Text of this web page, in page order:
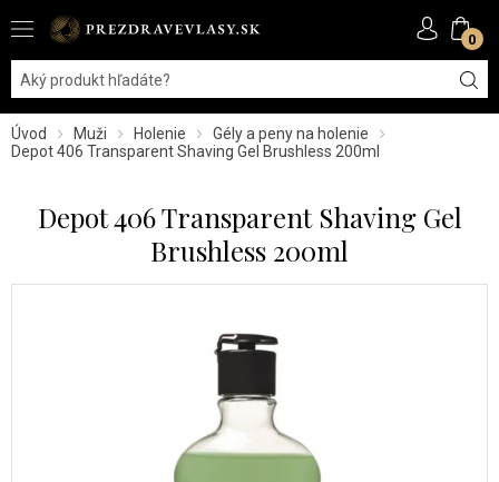
0
Úvod Muži Holenie
Gély a peny na holenie
Depot 406 Transparent Shaving Gel Brushless 200ml
Depot 406 Transparent Shaving Gel
Brushless 200ml